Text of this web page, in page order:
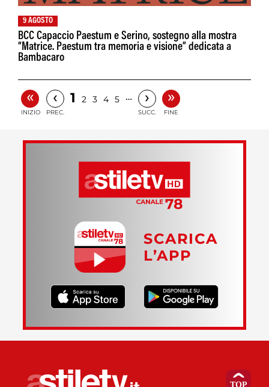
9 AGOSTO
BCC Capaccio Paestum e Serino, sostegno alla mostra
“Matrice. Paestum tra memoria e visione” dedicata a
Bambacaro
«
INIZIO
‹
PREC.
1 2 3 4 5 … ›
SUCC.
»
FINE
SCARICA
L’APP